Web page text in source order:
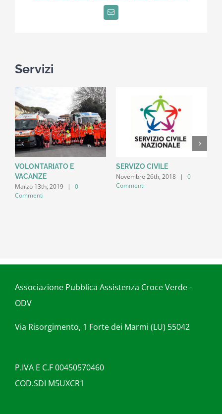
Email
Servizi
VOLONTARIATO E
VACANZE
Marzo 13th, 2019 |
0
Commenti
SERVIZO CIVILE
Novembre 26th, 2018 |
0
Commenti
Associazione Pubblica Assistenza Croce Verde -
ODV
Via Risorgimento, 1 Forte dei Marmi (LU) 55042
P.IVA E C.F 00450570460
COD.SDI M5UXCR1